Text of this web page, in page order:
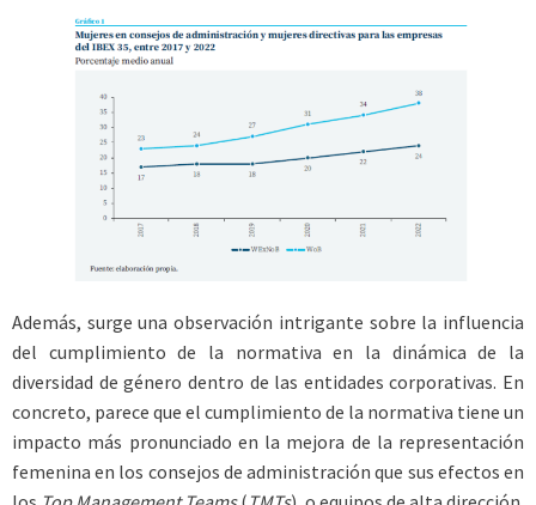
Además, surge una observación intrigante sobre la influencia
del cumplimiento de la normativa en la dinámica de la
diversidad de género dentro de las entidades corporativas. En
concreto, parece que el cumplimiento de la normativa tiene un
impacto más pronunciado en la mejora de la representación
femenina en los consejos de administración que sus efectos en